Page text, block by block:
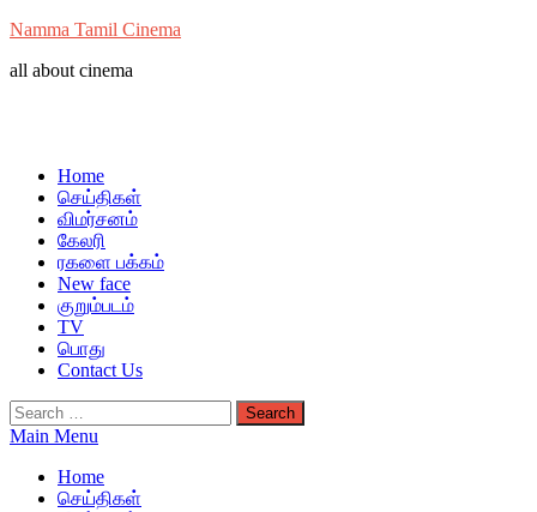
Namma Tamil Cinema
all about cinema
Home
செய்திகள்
விமர்சனம்
கேலரி
ரகளை பக்கம்
New face
குறும்படம்
TV
பொது
Contact Us
Search
for:
Main Menu
Home
செய்திகள்